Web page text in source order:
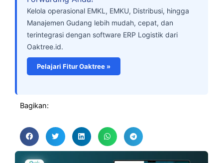
Kelola operasional EMKL, EMKU, Distribusi, hingga
Manajemen Gudang lebih mudah, cepat, dan
terintegrasi dengan software ERP Logistik dari
Oaktree.id.
Pelajari Fitur Oaktree »
Bagikan: